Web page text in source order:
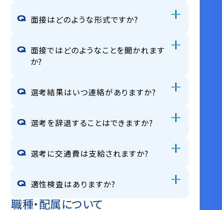
面接はどのような形式ですか?
面接ではどのようなことを聞かれます
か?
選考結果はいつ連絡がありますか?
選考を辞退することはできますか?
選考に交通費は支給されますか?
適性検査はありますか?
職種・配属について